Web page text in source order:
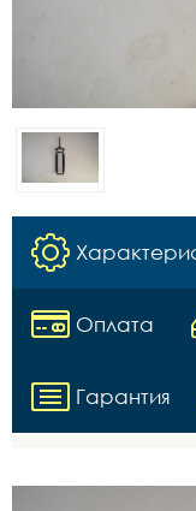
Оплата
Гарантия